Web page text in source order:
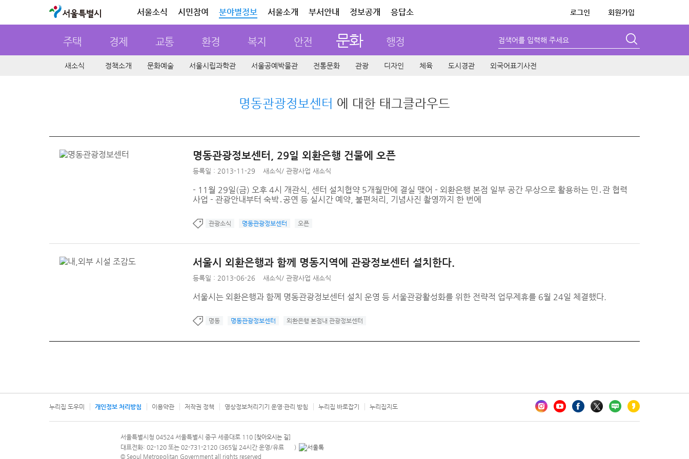
서울특별시 서울소식 시민참여 분야별정보 서울소개 부서안내 정보공개 응답소 로그인 회원가입
주택 경제 교통 환경 복지 안전 문화 행정 검색어를 입력해 주세요
새소식 정책소개 문화예술 서울시립과학관 서울공예박물관 전통문화 관광 디자인 체육 도시경관 외국어표기사전
명동관광정보센터 에 대한 태그클라우드
명동관광정보센터, 29일 외환은행 건물에 오픈
등록일 : 2013-11-29 새소식/ 관광사업 새소식
- 11월 29일(금) 오후 4시 개관식, 센터 설치협약 5개월만에 결실 맺어 - 외환은행 본점 일부 공간 무상으로 활용하는 민․관 협력
사업 - 관광안내부터 숙박․공연 등 실시간 예약, 불편처리, 기념사진 촬영까지 한 번에
관광소식 명동관광정보센터 오픈
서울시 외환은행과 함께 명동지역에 관광정보센터 설치한다.
등록일 : 2013-06-26 새소식/ 관광사업 새소식
서울시는 외환은행과 함께 명동관광정보센터 설치 운영 등 서울관광활성화를 위한 전략적 업무제휴를 6월 24일 체결했다.
명동 명동관광정보센터 외환은행 본점내 관광정보센터
누리집 도우미 개인정보 처리방침 이용약관 저작권 정책 영상정보처리기기 운영·관리 방침 누리집 바로잡기 누리집지도
문의 전화번호 120, 120 다산콜재단
서울특별시청 04524 서울특별시 중구 세종대로 110 [찾아오시는 길]
대표전화: 02-120 또는 02-731-2120 (365일 24시간 운영/유료 안내팝업 열기
)
© Seoul Metropolitan Government all rights reserved